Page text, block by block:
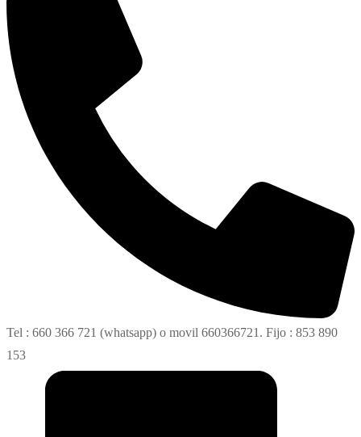
Tel : 660 366 721 (whatsapp) o movil 660366721. Fijo : 853 890
153